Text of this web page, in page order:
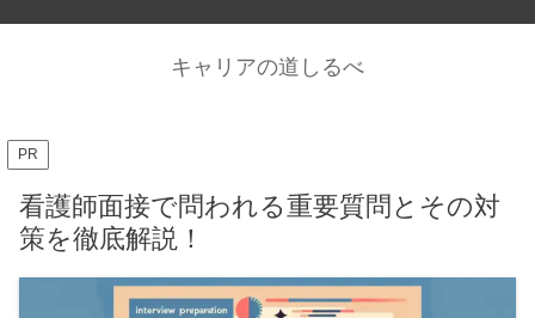
キャリアの道しるべ
PR
看護師面接で問われる重要質問とその対
策を徹底解説！